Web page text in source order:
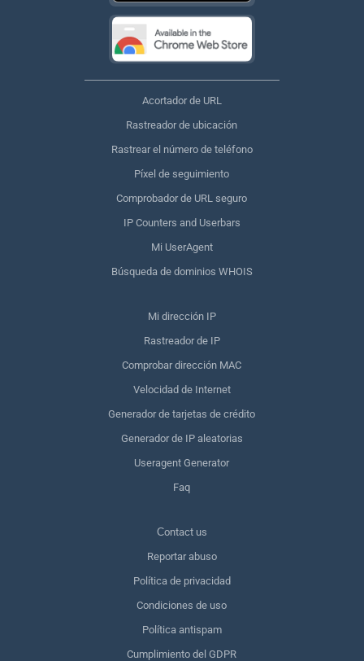
Acortador de URL
Rastreador de ubicación
Rastrear el número de teléfono
Píxel de seguimiento
Comprobador de URL seguro
IP Counters and Userbars
Mi UserAgent
Búsqueda de dominios WHOIS
Mi dirección IP
Rastreador de IP
Comprobar dirección MAC
Velocidad de Internet
Generador de tarjetas de crédito
Generador de IP aleatorias
Useragent Generator
Faq
Сontact us
Reportar abuso
Política de privacidad
Condiciones de uso
Política antispam
Cumplimiento del GDPR